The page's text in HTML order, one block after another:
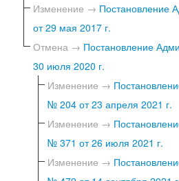
Изменение → Постановление
от 29 мая 2017 г.
Отмена → Постановление
30 июля 2020 г.
Изменение →
№ 204 от 23 апреля 2021 г.
Изменение →
№ 371 от 26 июля 2021 г.
Изменение →